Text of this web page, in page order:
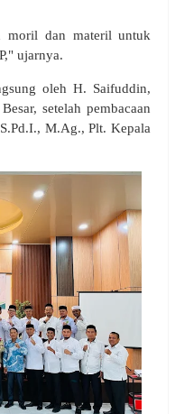
moril dan materil untuk
ujarnya.
oleh H. Saifuddin,
setelah pembacaan
M.Ag., Plt. Kepala